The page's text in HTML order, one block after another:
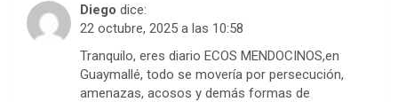
Diego dice:
22 octubre, 2025 a las 10:58
Tranquilo, eres diario ECOS MENDOCINOS,en
Guaymallé, todo se movería por persecución,
amenazas, acosos y demás formas de